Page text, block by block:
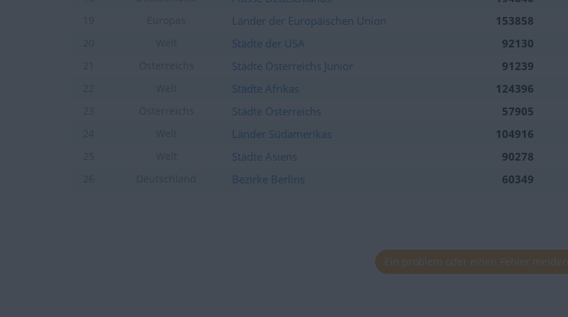
Länder der Europäischen Union 153858
Städte der USA 92130
Städte Österreichs Junior 91239
Städte Afrikas 124396
Städte Österreichs 57905
Länder Südamerikas 104916
Städte Asiens 90278
Bezirke Berlins 60349
Ein problem oder einen Fehler melden